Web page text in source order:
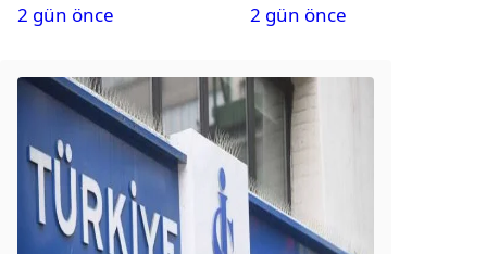
2 gün önce
2 gün önce